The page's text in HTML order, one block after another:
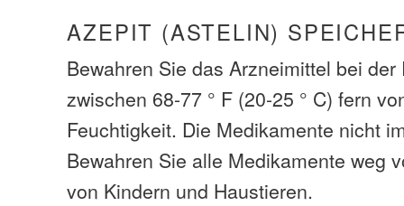
AZEPIT (ASTELIN)
Bewahren Sie das Arzneimittel bei
zwischen 68-77 ° F (20-25 ° C) fern
Feuchtigkeit. Die Medikamente nicht
Bewahren Sie alle Medikamente weg
von Kindern und Haustieren.